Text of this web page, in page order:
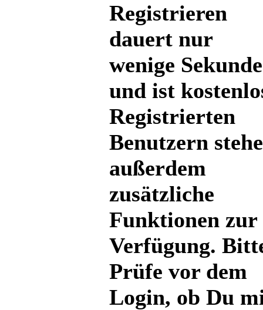
Registrieren
dauert nur
wenige
und ist
Registrierten
Benutzern
außerdem
zusätzliche
Funktionen zur
Verfügung.
Prüfe vor dem
Login, ob Du